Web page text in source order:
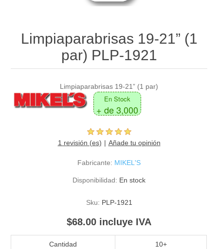
Limpiaparabrisas 19-21” (1
par) PLP-1921
Limpiaparabrisas 19-21” (1 par)
En Stock
+ de 3,000
1 revisión (es) Añade tu opinión
Fabricante: MIKEL'S
Disponibilidad: En stock
Sku: PLP-1921
$68.00 incluye IVA
Cantidad 10+